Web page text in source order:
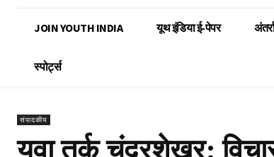
JOIN YOUTH INDIA यूथ इंडिया ई-पेपर
स्पोर्ट्स
संपादकीय